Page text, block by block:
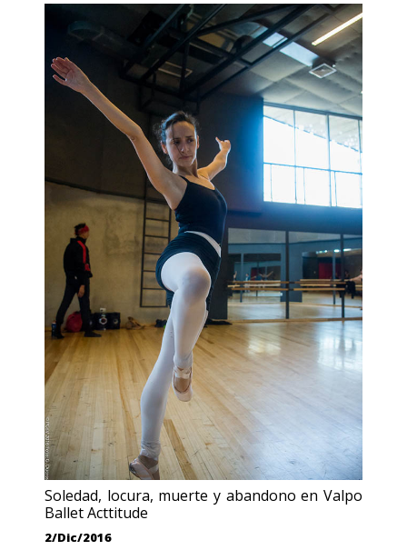
Soledad, locura, muerte y abandono en Valpo
Ballet Acttitude
2/Dic/2016